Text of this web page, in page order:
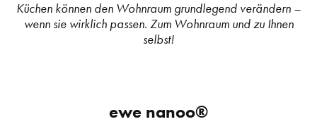
Küchen können den Wohnraum grundlegend verändern –
wenn sie wirklich passen. Zum Wohnraum und zu Ihnen
selbst!
ewe nanoo®